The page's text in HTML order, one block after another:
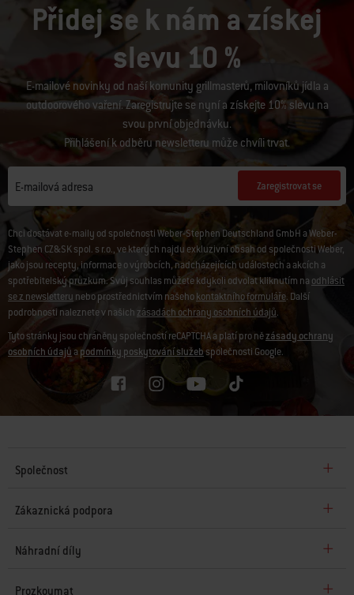
Přidej se k nám a získej
slevu 10 %
E-mailové novinky od naší komunity grillmasterů, milovníků jídla a
outdoorového vaření. Zaregistrujte se nyní a získejte 10% slevu na
svou první objednávku.
Přihlášení k odběru newsletteru může chvíli trvat.
E-mailová adresa Zaregistrovat se
Chci dostávat e-maily od společnosti Weber-Stephen Deutschland GmbH a Weber-
Stephen CZ&SK spol. s r.o., ve kterých najdu exkluzivní obsah od společnosti Weber,
jako jsou recepty, informace o výrobcích, nadcházejících událostech a akcích a
spotřebitelský průzkum. Svůj souhlas můžete kdykoli odvolat kliknutím na odhlásit
se z newsletteru nebo prostřednictvím našehokontaktního formuláře. Další
podrobnosti naleznete v našich zásadách ochrany osobních údajů.
Tyto stránky jsou chráněny společností reCAPTCHA a platí pro nězásady ochrany
osobních údajů apodmínky poskytování služebspolečnosti Google.
Společnost
Zákaznická podpora
Náhradní díly
Prozkoumat